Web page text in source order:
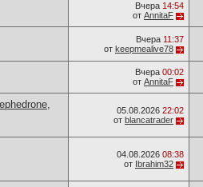
Вчера 14:54
от AnnitaF
Вчера 11:37
от keepmealive78
Вчера 00:02
от AnnitaF
05.08.2026 22:02
от blancatrader
04.08.2026 08:38
от Ibrahim32